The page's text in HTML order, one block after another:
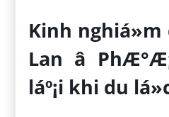
Kinh nghiá»m
Lan â
láº¡i khi du